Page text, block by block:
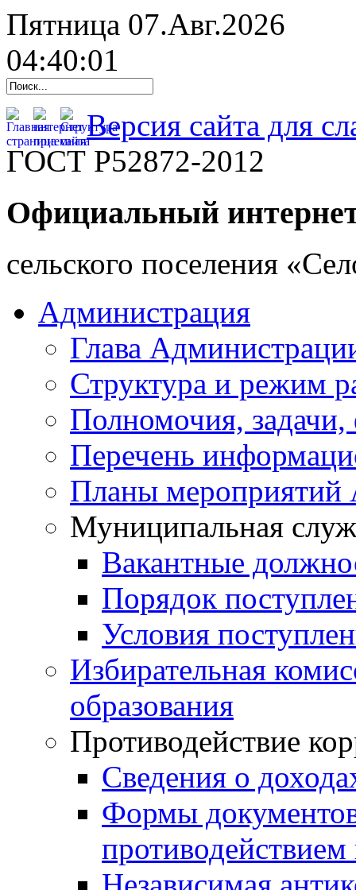
Пятница 07.Авг.2026
04:40:02
Версия сайта для
ГОСТ Р52872-2012
Официальный
cельского поселения
Администрация
Глава
Структура и режим
Полномочия,
Перечень
Планы мероприятий
Муниципальная
Вакантные
Порядок
Условия
Избирательная
образования
Противодействие
Сведения о
Формы